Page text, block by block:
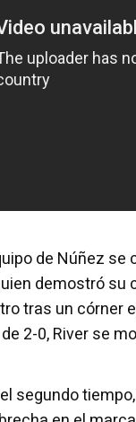
de Núñez
demostró
tras un córner
2-0, River se
segundo